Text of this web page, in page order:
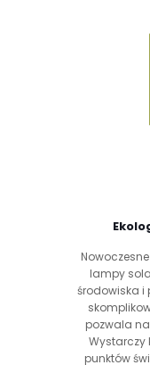
lampy
środowiska i
pozwala
Wystarczy
punktów